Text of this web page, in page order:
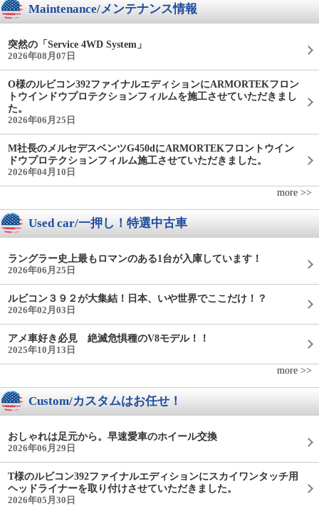
Maintenance/メンテナンス情報
突然の「Service 4WD System」
2026年08月07日
O様のルビコン392ファイナルエディションにARMORTEKフロン
トウインドウプロテクションフィルムを施工させていただきまし
た。
2026年06月25日
M社長のメルセデスベンツG450dにARMORTEKフロントウイン
ドウプロテクションフィルム施工させていただきました。
2026年04月10日
more >>
Used car/一押し！特選中古車
ラングラー史上最もロマンのある1台が入庫しています！
2026年06月25日
ルビコン３９２が大集結！日本、いや世界でここだけ！？
2026年02月03日
アメ車好き必見 絶滅危惧種のV8モデル！！
2025年10月13日
more >>
Custom/カスタムはお任せ！
おしゃれは足元から。早速愛車のホイール交換
2026年06月29日
T様のルビコン392ファイナルエディションにスカイワンタッチ用
ヘッドライナーを取り付けさせていただきました。
2026年05月30日